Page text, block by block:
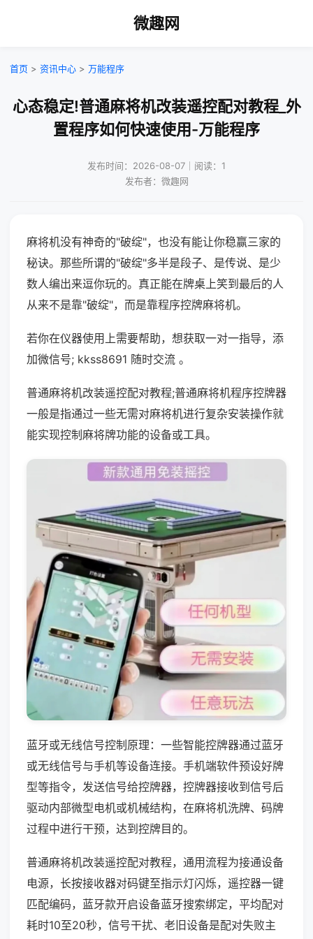
微趣网
首页 > 资讯中心 > 万能程序
心态稳定!普通麻将机改装遥控配对教程_外
置程序如何快速使用-万能程序
发布时间：2026-08-07｜阅读：1
发布者：微趣网
麻将机没有神奇的"破绽"，也没有能让你稳赢三家的
秘诀。那些所谓的"破绽"多半是段子、是传说、是少
数人编出来逗你玩的。真正能在牌桌上笑到最后的人
从来不是靠"破绽"，而是靠程序控牌麻将机。
若你在仪器使用上需要帮助，想获取一对一指导，添
加微信号; kkss8691 随时交流 。
普通麻将机改装遥控配对教程;普通麻将机程序控牌器
一般是指通过一些无需对麻将机进行复杂安装操作就
能实现控制麻将牌功能的设备或工具。
蓝牙或无线信号控制原理：一些智能控牌器通过蓝牙
或无线信号与手机等设备连接。手机端软件预设好牌
型等指令，发送信号给控牌器，控牌器接收到信号后
驱动内部微型电机或机械结构，在麻将机洗牌、码牌
过程中进行干预，达到控牌目的。
普通麻将机改装遥控配对教程，通用流程为接通设备
电源，长按接收器对码键至指示灯闪烁，遥控器一键
匹配编码，蓝牙款开启设备蓝牙搜索绑定，平均配对
耗时10至20秒，信号干扰、老旧设备是配对失败主